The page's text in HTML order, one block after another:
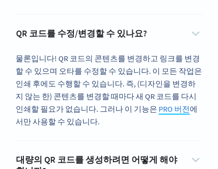
QR 코드를 수정/변경할 수 있나요?
물론입니다! QR 코드의 콘텐츠를 변경하고 링크를 변경
할 수 있으며 오타를 수정할 수 있습니다. 이 모든 작업은
인쇄 후에도 수행할 수 있습니다. 즉, (디자인을 변경하
지 않는 한) 콘텐츠를 변경할 때마다 새 QR 코드를 다시
인쇄할 필요가 없습니다. 그러나 이 기능은 PRO 버전에
서만 사용할 수 있습니다.
대량의 QR 코드를 생성하려면 어떻게 해야